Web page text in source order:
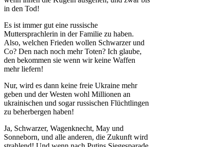
in den Tod!
Es ist immer gut eine russische
Muttersprachlerin in der Familie zu haben.
Also, welchen Frieden wollen Schwarzer und
Co? Den nach noch mehr Toten? Ich glaube,
den bekommen sie wenn wir keine Waffen
mehr liefern!
Nur, wird es dann keine freie Ukraine mehr
geben und der Westen wohl Millionen an
ukrainischen und sogar russischen Flüchtlingen
zu beherbergen haben!
Ja, Schwarzer, Wagenknecht, May und
Sonneborn, und alle anderen, die Zukunft wird